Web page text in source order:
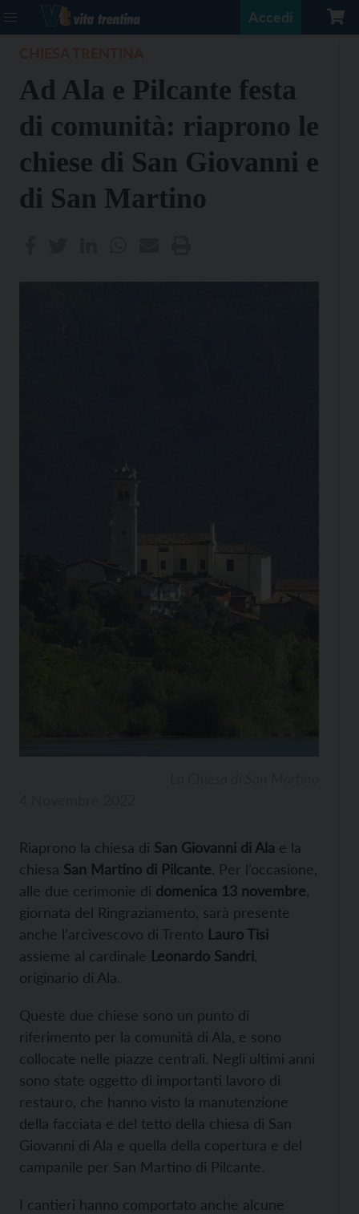
Accedi
Ad Ala e Pilcante festa
di comunità: riaprono le
chiese di San Giovanni e
di San Martino
Riaprono la chiesa di San Giovanni di Ala e la
chiesa San Martino di Pilcante. Per l’occasione,
alle due cerimonie di domenica 13 novembre
giornata del Ringraziamento, sarà presente
anche l’arcivescovo di Trento Lauro Tisi
assieme al cardinale Leonardo Sandri
originario di Ala.
Queste due chiese sono un punto di
riferimento per la comunità di Ala, e sono
collocate nelle piazze centrali. Negli ultimi anni
sono state oggetto di importanti lavoro di
restauro, che hanno visto la manutenzione
della facciata e del tetto della chiesa di San
Giovanni di Ala e quella della copertura e del
campanile per San Martino di Pilcante.
I cantieri hanno comportato anche alcune